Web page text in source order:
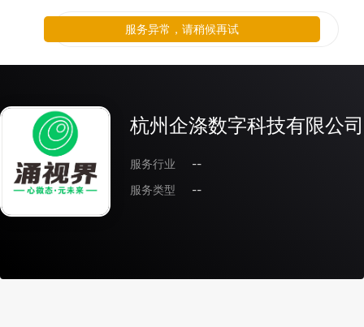
杭州企涤数字科技有限公司
服务行业
--
服务类型
--
服务异常，请稍候再试